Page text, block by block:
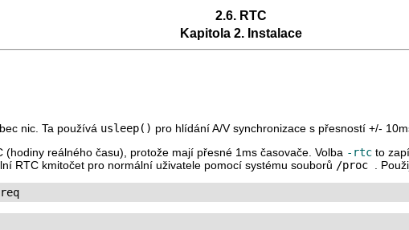
2.6. RTC
Kapitola 2. Instalace
nic. Ta používá usleep() pro hlídání A/V synchronizace s přesností +/-
(hodiny reálného času), protože mají přesné 1ms časovače. Volba -rtc to
RTC kmitočet pro normální uživatele pomocí systému souborů /proc .